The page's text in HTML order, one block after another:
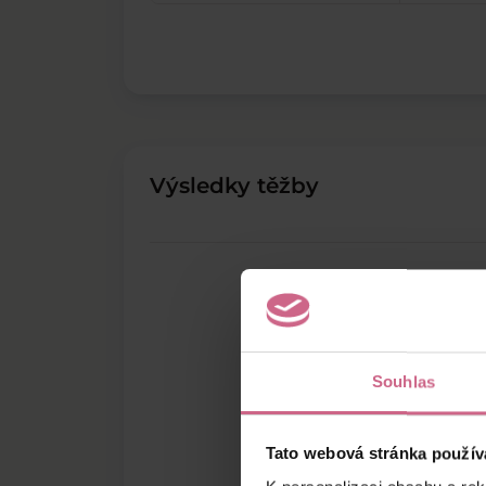
Souhlas
Tato webová stránka
Výsledky těžby